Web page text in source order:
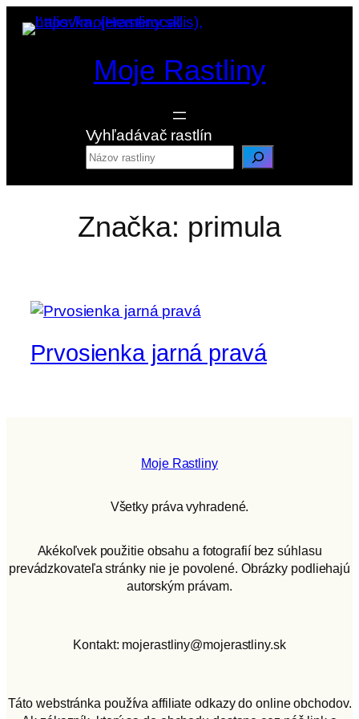
Prejsť
na
Moje Rastliny
Vyhľadávač rastlín
Značka: primula
Prvosienka jarná pravá
Moje Rastliny
Všetky práva vyhradené.
Akékoľvek použitie obsahu a fotografií bez súhlasu
prevádzkovateľa stránky nie je povolené. Obrázky podliehajú
autorským právam.
Kontakt: mojerastliny@mojerastliny.sk
Táto webstránka používa affiliate odkazy do online obchodov.